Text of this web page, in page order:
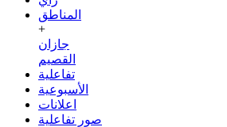
المناطق
+
جازان
القصيم
تفاعلية
الأسبوعية
اعلانات
صور تفاعلية